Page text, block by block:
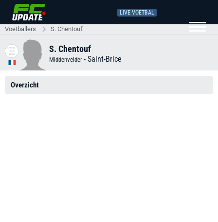
LIVE VOETBAL
Voetballers S. Chentouf
S. Chentouf
Middenvelder - Saint-Brice
Overzicht